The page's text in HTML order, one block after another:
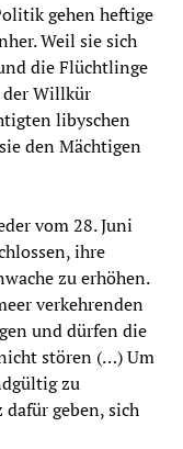
gehen heftige
Weil sie sich
die Flüchtlinge
der Willkür
libyschen
den Mächtigen
vom 28. Juni
ihre
zu erhöhen.
verkehrenden
und dürfen die
stören (…) Um
zu
geben, sich